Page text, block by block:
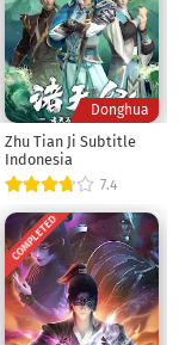
Donghua
Zhu Tian Ji Subtitle
Indonesia
7.4
COMPLETED